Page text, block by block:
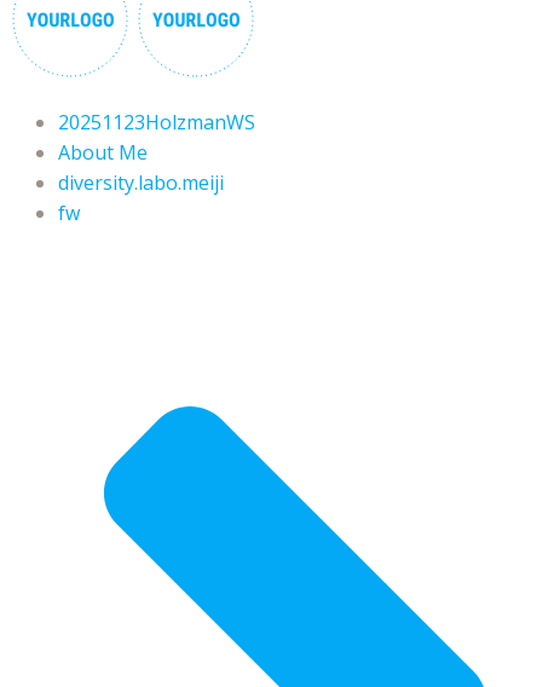
20251123HolzmanWS
About Me
diversity.labo.meiji
fw